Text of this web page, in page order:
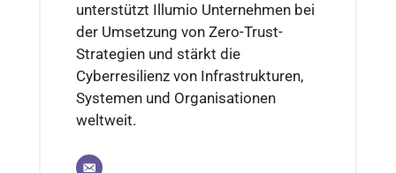
unterstützt Illumio Unternehmen bei
der Umsetzung von Zero-Trust-
Strategien und stärkt die
Cyberresilienz von Infrastrukturen,
Systemen und Organisationen
weltweit.